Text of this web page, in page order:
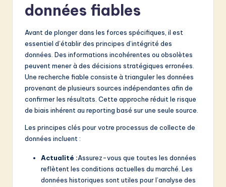
o
données fiables
Avant de plonger dans les forces spécifiques, il est
essentiel d’établir des principes d’intégrité des
données. Des informations incohérentes ou obsolètes
peuvent mener à des décisions stratégiques erronées.
Une recherche fiable consiste à trianguler les données
provenant de plusieurs sources indépendantes afin de
confirmer les résultats. Cette approche réduit le risque
de biais inhérent au reporting basé sur une seule source.
Les principes clés pour votre processus de collecte de
données incluent :
Actualité :Assurez-vous que toutes les données
reflètent les conditions actuelles du marché. Les
données historiques sont utiles pour l’analyse des